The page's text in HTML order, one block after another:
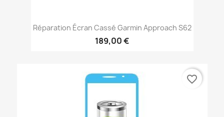
Réparation Écran Cassé Garmin Approach S62
189,00 €
favorite_border